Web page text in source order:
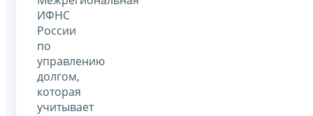
ИФНС
России
по
управлению
долгом,
которая
учитывает